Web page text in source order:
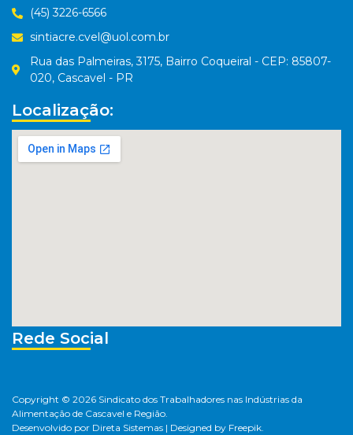
(45) 3226-6566
sintiacre.cvel@uol.com.br
Rua das Palmeiras, 3175, Bairro Coqueiral - CEP: 85807-
020, Cascavel - PR
Localização:
Rede Social
Copyright © 2026 Sindicato dos Trabalhadores nas Indústrias da
Alimentação de Cascavel e Região.
Desenvolvido por Direta Sistemas | Designed by Freepik.